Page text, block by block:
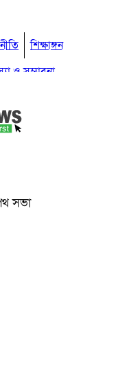
শিক্ষাঙ্গন
ও সম্ভাবনা
ভোটের হাওয়া
কুমিল্লার ঐতিহ্য
সভা